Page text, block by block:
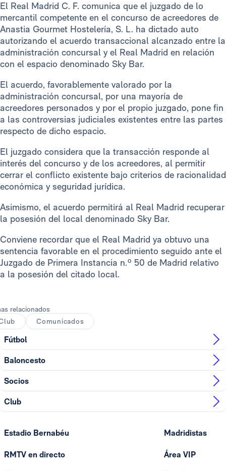
El Real Madrid C. F. comunica que el juzgado de lo
mercantil competente en el concurso de acreedores de
Anastia Gourmet Hostelería, S. L. ha dictado auto
autorizando el acuerdo transaccional alcanzado entre la
administración concursal y el Real Madrid en relación
con el espacio denominado Sky Bar.
El acuerdo, favorablemente valorado por la
administración concursal, por una mayoría de
acreedores personados y por el propio juzgado, pone fin
a las controversias judiciales existentes entre las partes
respecto de dicho espacio.
El juzgado considera que la transacción responde al
interés del concurso y de los acreedores, al permitir
cerrar el conflicto existente bajo criterios de racionalidad
económica y seguridad jurídica.
Asimismo, el acuerdo permitirá al Real Madrid recuperar
la posesión del local denominado Sky Bar.
Conviene recordar que el Real Madrid ya obtuvo una
sentencia favorable en el procedimiento seguido ante el
Juzgado de Primera Instancia n.º 50 de Madrid relativo
a la posesión del citado local.
relacionados
Comunicados
Fútbol
Baloncesto
Socios
Club
Estadio Bernabéu
RMTV en directo
Madridistas
Área VIP